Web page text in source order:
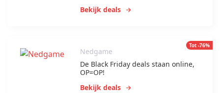
Bekijk deals
Tot -76%
Nedgame
De Black Friday deals staan online,
OP=OP!
Bekijk deals